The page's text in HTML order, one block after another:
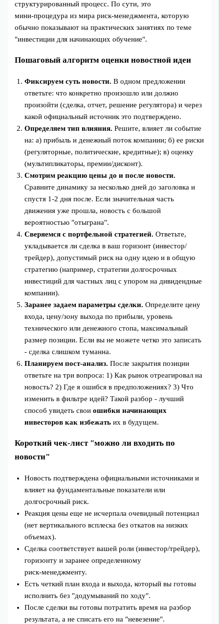
структурированный процесс. По сути, это
мини‑процедура из мира риск‑менеджмента, которую
обычно показывают на практических занятиях по теме
"инвестиции для начинающих обучение".
Пошаговый алгоритм оценки новостной идеи
Фиксируем суть новости. В одном предложении
ответьте: что конкретно произошло или должно
произойти (сделка, отчет, решение регулятора) и через
какой официальный источник это подтверждено.
Определяем тип влияния. Решите, влияет ли событие
на: а) прибыль и денежный поток компании; б) ее риски
(регуляторные, политические, кредитные); в) оценку
(мультипликаторы, премии/дисконт).
Смотрим реакцию цены до и после новости.
Сравните динамику за несколько дней до заголовка и
спустя 1-2 дня после. Если значительная часть
движения уже прошла, новость с большой
вероятностью "отыграна".
Сверяемся с портфельной стратегией. Ответьте,
укладывается ли сделка в ваш горизонт (инвестор/
трейдер), допустимый риск на одну идею и в общую
стратегию (например, стратегии долгосрочных
инвестиций для частных лиц с упором на дивидендные
компании).
Заранее задаем параметры сделки. Определите цену
входа, цену/зону выхода по прибыли, уровень
технического или денежного стопа, максимальный
размер позиции. Если вы не можете четко это записать
- сделка слишком туманна.
Планируем пост‑анализ. После закрытия позиции
ответьте на три вопроса: 1) Как рынок отреагировал на
новость? 2) Где я ошибся в предположениях? 3) Что
изменить в фильтре идей? Такой разбор - лучший
способ увидеть своиошибки начинающих
инвесторов как избежать их в будущем.
Короткий чек‑лист "можно ли входить по
новости"
Новость подтверждена официальными источниками и
влияет на фундаментальные показатели или
долгосрочный риск.
Реакция цены еще не исчерпала очевидный потенциал
(нет вертикального всплеска без откатов на низких
объемах).
Сделка соответствует вашей роли (инвестор/трейдер),
горизонту и заранее определенному
риск‑менеджменту.
Есть четкий план входа и выхода, который вы готовы
исполнить без "додумываний по ходу".
После сделки вы готовы потратить время на разбор
результата, а не списать его на "невезение".